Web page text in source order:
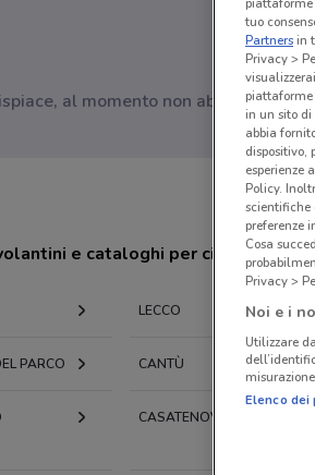
al momento non abbiamo
e cataloghi per città nelle
LECCO
PARCO CANTÙ
CASATENOVO
tuo
Partnersin
Privacy >
piattaforme
in un sito
abbia
dispositivo,
esperienze
Policy.
scientifiche
preferenze
Cosa
Privacy >
Noi e i
Utilizzare
Elenco dei